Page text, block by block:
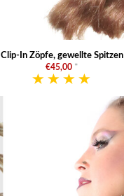
Clip-In Zöpfe, gewellte Spitzen
€45,00 *